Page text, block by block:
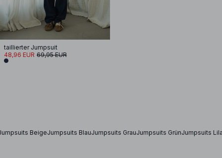
taillierter Jumpsuit
48,96 EUR 69,95 EUR
BeigeJumpsuits BlauJumpsuits GrauJumpsuits GrünJumpsuits